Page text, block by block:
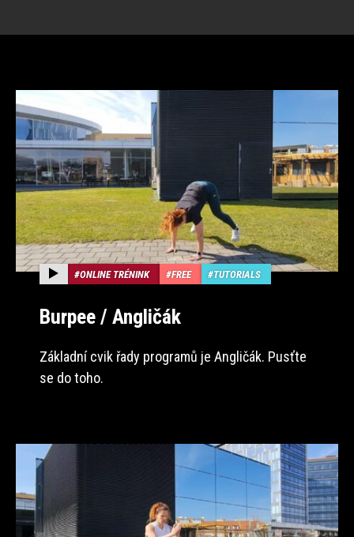
ONLINE TRÉNINK FREE TUTORIALS
Burpee / Angličák
Základní cvik řady programů je Angličák. Pusťte
se do toho.